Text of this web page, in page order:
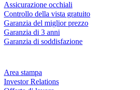
Assicurazione occhiali
Controllo della vista gratuito
Garanzia del miglior prezzo
Garanzia di 3 anni
Garanzia di soddisfazione
Area stampa
Investor Relations